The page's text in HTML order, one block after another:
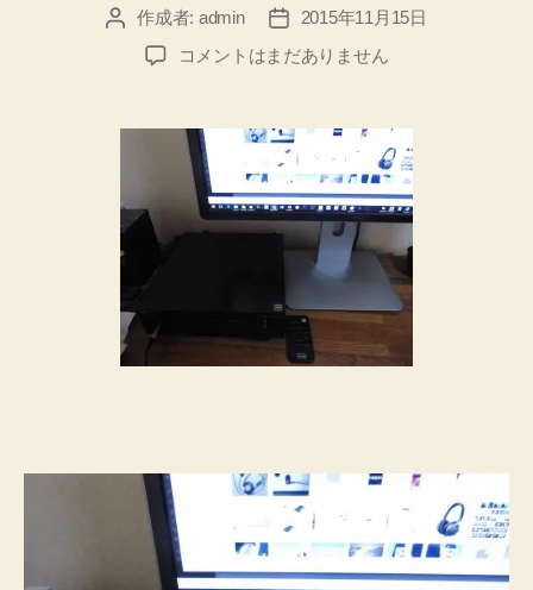
投 作成者: admin
投
稿
日
2015年11月15日
Ｓ
Ｙ
の
Ｕ
Ｓ
Ｂ
内
蔵
Ｕ
Ａ
－
１
コメントはまだありません